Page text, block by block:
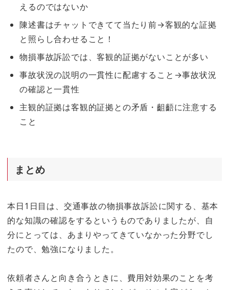
えるのではないか
陳述書はチャットできてて当たり前→客観的な証拠
と照らし合わせること！
物損事故訴訟では、客観的証拠がないことが多い
事故状況の説明の一貫性に配慮すること→事故状況
の確認と一貫性
主観的証拠は客観的証拠との矛盾・齟齬に注意する
こと
まとめ
本日1日目は、交通事故の物損事故訴訟に関する、基本
的な知識の確認をするというものでありましたが、自
分にとっては、あまりやってきていなかった分野でし
たので、勉強になりました。
依頼者さんと向き合うときに、費用対効果のことを考